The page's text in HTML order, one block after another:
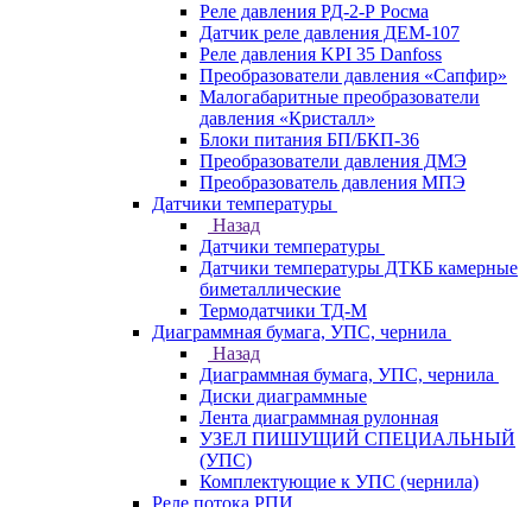
Реле давления РД-2-Р Росма
Датчик реле давления ДЕМ-107
Реле давления KPI 35 Danfoss
Преобразователи давления «Сапфир»
Малогабаритные преобразователи
давления «Кристалл»
Блоки питания БП/БКП-36
Преобразователи давления ДМЭ
Преобразователь давления МПЭ
Датчики температуры
Назад
Датчики температуры
Датчики температуры ДТКБ камерные
биметаллические
Термодатчики ТД-М
Диаграммная бумага, УПС, чернила
Назад
Диаграммная бумага, УПС, чернила
Диски диаграммные
Лента диаграммная рулонная
УЗЕЛ ПИШУЩИЙ СПЕЦИАЛЬНЫЙ
(УПС)
Комплектующие к УПС (чернила)
Реле потока РПИ